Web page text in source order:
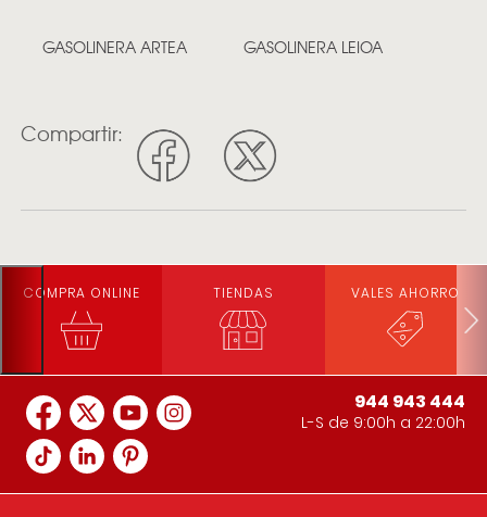
GASOLINERA ARTEA GASOLINERA LEIOA
Compartir:
COMPRA ONLINE TIENDAS VALES AHORRO
944 943 444
L-S de 9:00h a 22:00h